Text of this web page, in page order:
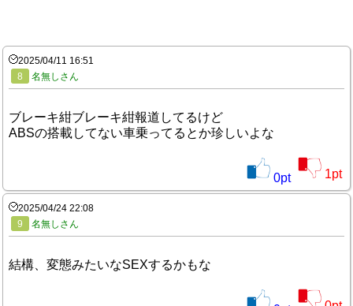
2025/04/11 16:51
8
名無しさん
ブレーキ紺ブレーキ紺報道してるけど
ABSの搭載してない車乗ってるとか珍しいよな
0pt 1pt
2025/04/24 22:08
9
名無しさん
結構、変態みたいなSEXするかもな